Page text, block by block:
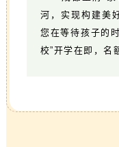
河，实现构建美
您在等待孩子的
校”开学在即，名